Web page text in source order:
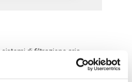
sistemi di filtrazione aria